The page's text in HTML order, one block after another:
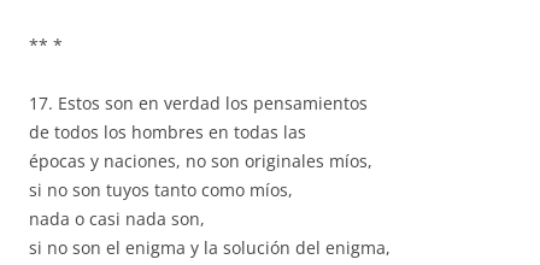
** *
17. Estos son en verdad los pensamientos
de todos los hombres en todas las
épocas y naciones, no son originales míos,
si no son tuyos tanto como míos,
nada o casi nada son,
si no son el enigma y la solución del enigma,